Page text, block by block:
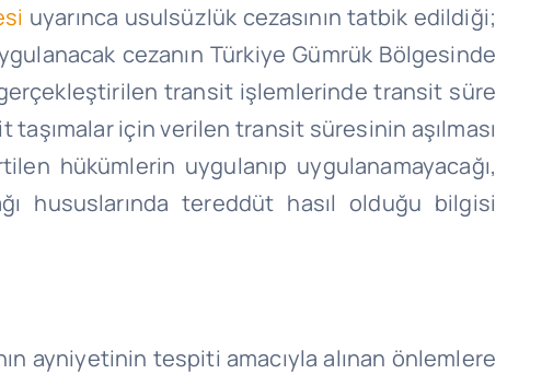
uyarınca usulsüzlük cezasının tatbik edildiği;
cezanın Türkiye Gümrük Bölgesinde
transit işlemlerinde transit süre
taşımalar için verilen transit süresinin aşılması
hükümlerin uygulanıp uygulanamayacağı,
hususlarında tereddüt hasıl olduğu bilgisi
ayniyetinin tespiti amacıyla alınan önlemlere